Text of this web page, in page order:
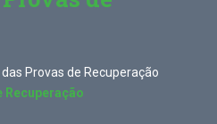
Provas de Recuperação
Recuperação